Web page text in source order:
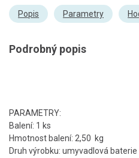
Popis Parametry
Podrobný popis
PARAMETRY:
Balení: 1 ks
Hmotnost balení: 2,50 kg
Druh výrobku: umyvadlová baterie